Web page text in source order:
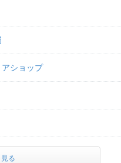
ショップ
る